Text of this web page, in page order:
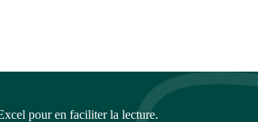
pour en faciliter la lecture.